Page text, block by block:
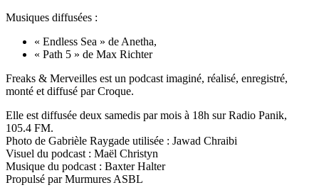
Musiques diffusées :
« Endless Sea » de Anetha,
« Path 5 » de Max Richter
Freaks & Merveilles est un podcast imaginé, réalisé, enregistré,
monté et diffusé par Croque.
Elle est diffusée deux samedis par mois à 18h sur Radio Panik,
105.4 FM.
Photo de Gabrièle Raygade utilisée : Jawad Chraibi
Visuel du podcast : Maël Christyn
Musique du podcast : Baxter Halter
Propulsé par Murmures ASBL